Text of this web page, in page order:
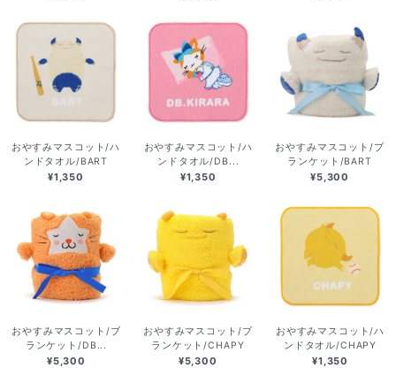
おやすみマスコット/ハ
ンドタオル/BART
¥1,350
おやすみマスコット/ハ
ンドタオル/DB...
¥1,350
おやすみマスコット/ブ
ランケット/BART
¥5,300
おやすみマスコット/ブ
ランケット/DB...
¥5,300
おやすみマスコット/ブ
ランケット/CHAPY
¥5,300
おやすみマスコット/ハ
ンドタオル/CHAPY
¥1,350